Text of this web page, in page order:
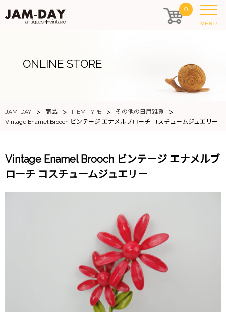
0
MENU
ONLINE STORE
JAM-DAY > 商品 > ITEM TYPE > その他の日用雑貨 >
Vintage Enamel Brooch ビンテージ エナメルブローチ コスチュームジュエリー
Vintage Enamel Brooch ビンテージ エナメルブ
ローチ コスチュームジュエリー